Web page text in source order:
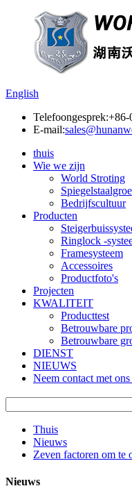
English
Telefoongesprek:+86-
E-mail:
thuis
Wie we zijn
World Stroting
Bedrijfscultuur
Producten
Ringlock -
Framesysteem
Accessoires
Productfoto's
Projecten
KWALITEIT
Producttest
Betrouwbare
Betrouwbare
DIENST
NIEUWS
Neem contact met
Thuis
Nieuws
Zeven factoren om te
Nieuws